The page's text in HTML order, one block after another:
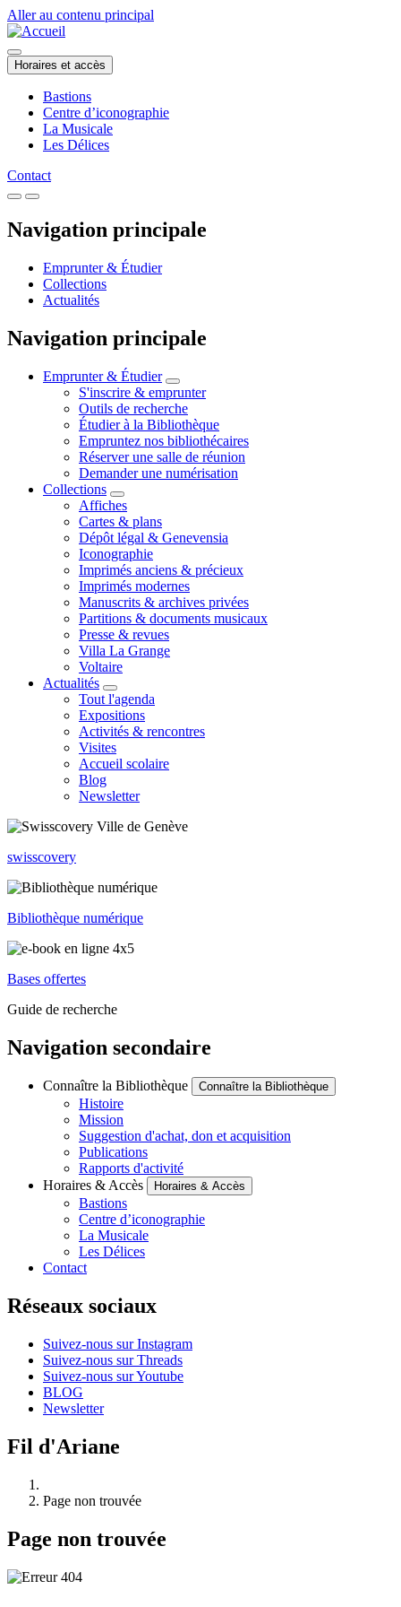
Aller au contenu principal
Horaires et accès
Bastions
Centre d’iconographie
La Musicale
Les Délices
Contact
Navigation principale
Emprunter & Étudier
Collections
Actualités
Navigation principale
Emprunter & Étudier
S'inscrire & emprunter
Outils de recherche
Étudier à la Bibliothèque
Empruntez nos bibliothécaires
Réserver une salle de réunion
Demander une numérisation
Collections
Affiches
Cartes & plans
Dépôt légal & Genevensia
Iconographie
Imprimés anciens & précieux
Imprimés modernes
Manuscrits & archives privées
Partitions & documents musicaux
Presse & revues
Villa La Grange
Voltaire
Actualités
Tout l'agenda
Expositions
Activités & rencontres
Visites
Accueil scolaire
Blog
Newsletter
swisscovery
Bibliothèque numérique
Bases offertes
Guide de recherche
Navigation secondaire
Connaître la Bibliothèque Connaître la Bibliothèque
Histoire
Mission
Suggestion d'achat, don et acquisition
Publications
Rapports d'activité
Horaires & Accès
Horaires & Accès
Bastions
Centre d’iconographie
La Musicale
Les Délices
Contact
Réseaux sociaux
Suivez-nous sur Instagram
Suivez-nous sur Threads
Suivez-nous sur Youtube
BLOG
Newsletter
Fil d'Ariane
Page non trouvée
Page non trouvée